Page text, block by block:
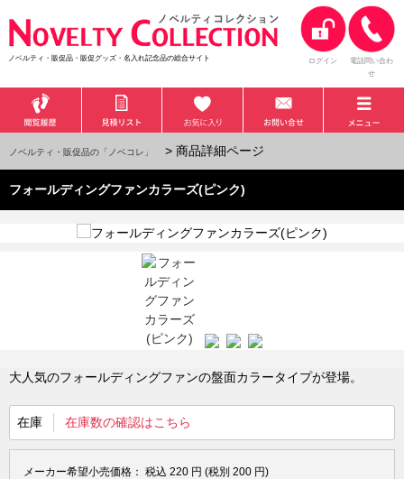
ノベルティ・販促品・販促グッズ・名入れ記念品の総合サイト ログイン
電話問い合わ
せ
ノベルティ・販促品の「ノベコレ」 > 商品詳細ページ
フォールディングファンカラーズ(ピンク)
大人気のフォールディングファンの盤面カラータイプが登場。
在庫 在庫数の確認はこちら
メーカー希望小売価格： 税込 220 円 (税別 200 円)